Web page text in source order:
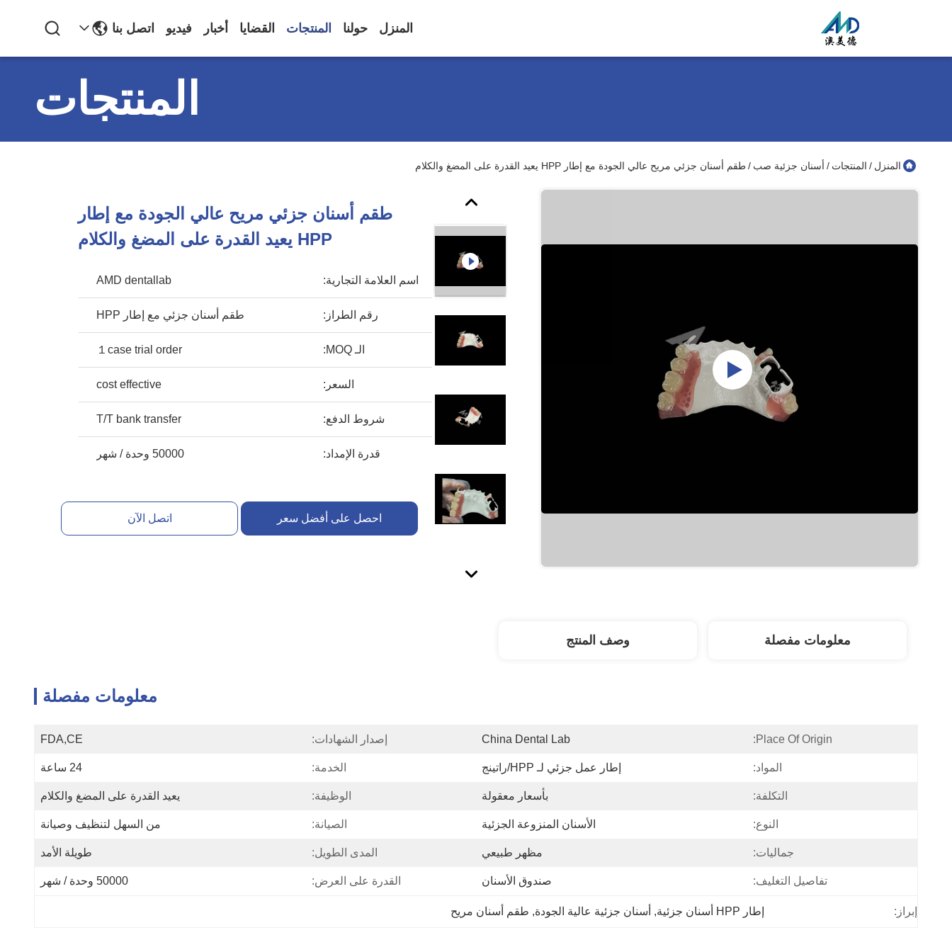
المنزل حولنا المنتجات القضايا أخبار فيديو اتصل بنا
المنتجات
المنزل / المنتجات / أسنان جزئية صب /طقم أسنان جزئي مريح عالي الجودة مع إطار HPP يعيد القدرة على المضغ والكلام
طقم أسنان جزئي مريح عالي الجودة مع إطار
HPP يعيد القدرة على المضغ والكلام
اسم العلامة التجارية: AMD dentallab
رقم الطراز: طقم أسنان جزئي مع إطار HPP
الـ MOQ: １case trial order
السعر: cost effective
شروط الدفع: T/T bank transfer
قدرة الإمداد: 50000 وحدة / شهر
احصل على أفضل سعر اتصل الآن
معلومات مفصلة وصف المنتج
معلومات مفصلة
Place Of Origin:
China Dental Lab إصدار الشهادات: FDA,CE
المواد: إطار عمل جزئي لـ HPP/راتينج الخدمة: 24 ساعة
التكلفة: بأسعار معقولة الوظيفة: يعيد القدرة على المضغ والكلام
النوع: الأسنان المنزوعة الجزئية الصيانة: من السهل لتنظيف وصيانة
جماليات: مظهر طبيعي المدى الطويل: طويلة الأمد
تفاصيل التغليف: صندوق الأسنان القدرة على العرض: 50000 وحدة / شهر
إبراز: إطار HPP أسنان جزئية , أسنان جزئية عالية الجودة, طقم أسنان مريح